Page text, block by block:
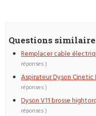
Questions
Remplacer cable
réponses )
Aspirateur Dyson
réponses )
Dyson V11 brosse
réponses )